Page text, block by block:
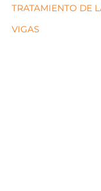
TRATAMIENTO DE
VIGAS